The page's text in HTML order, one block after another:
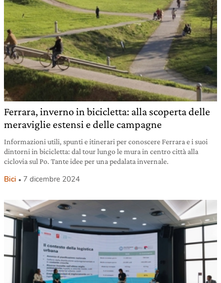
Ferrara, inverno in bicicletta: alla scoperta delle
meraviglie estensi e delle campagne
Informazioni utili, spunti e itinerari per conoscere Ferrara e i suoi
dintorni in bicicletta: dal tour lungo le mura in centro città alla
ciclovia sul Po. Tante idee per una pedalata invernale.
Bici 7 dicembre 2024